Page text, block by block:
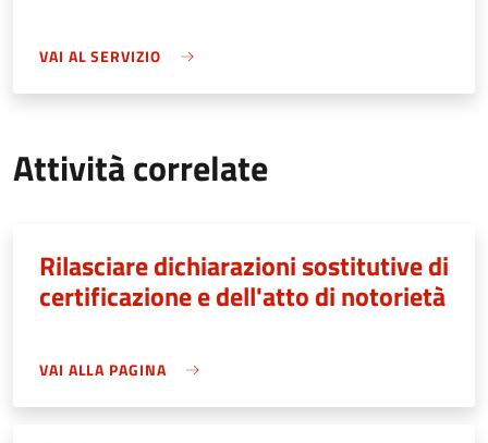
VAI AL SERVIZIO
Attività correlate
Rilasciare dichiarazioni sostitutive di
certificazione e dell'atto di notorietà
VAI ALLA PAGINA